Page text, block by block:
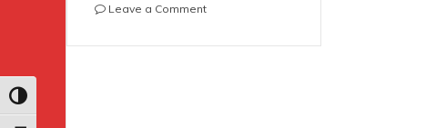
Toggle High Contrast
Leave a Commenton
Днем